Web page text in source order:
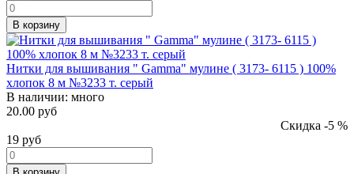
В корзину
Нитки для вышивания " Gamma" мулине ( 3173- 6115 ) 100%
хлопок 8 м №3233 т. серый
В наличии: много
20.00 руб
Скидка -5 %
19 руб